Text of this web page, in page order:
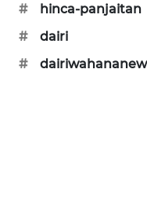
#
hinca-panjaitan
#
dairi
#
ANUGERAH